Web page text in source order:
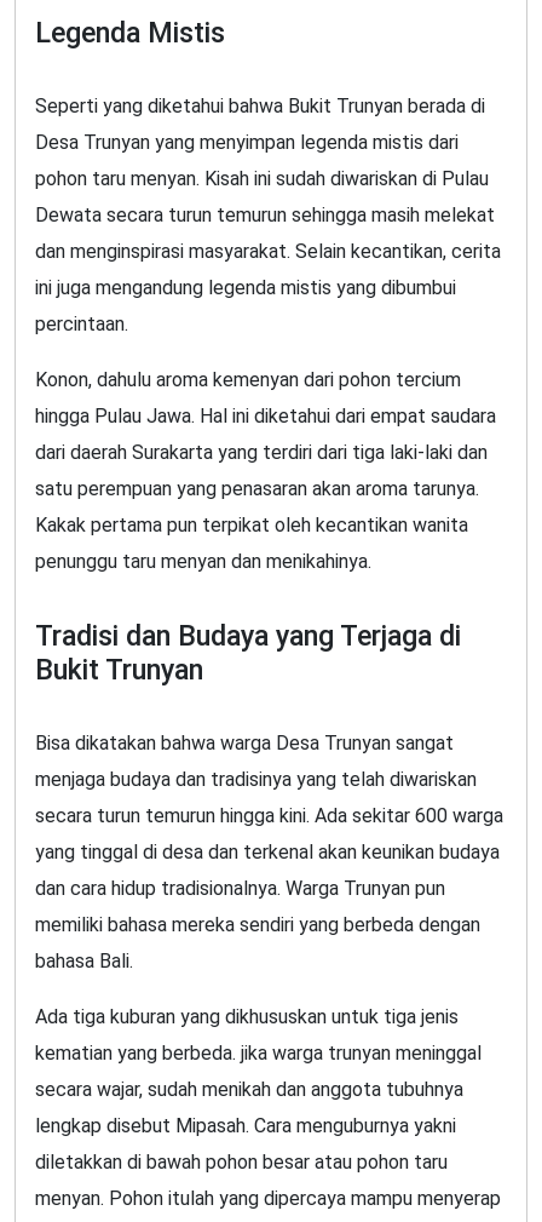
Legenda Mistis
Seperti yang diketahui bahwa Bukit Trunyan berada di
Desa Trunyan yang menyimpan legenda mistis dari
pohon taru menyan. Kisah ini sudah diwariskan di Pulau
Dewata secara turun temurun sehingga masih melekat
dan menginspirasi masyarakat. Selain kecantikan, cerita
ini juga mengandung legenda mistis yang dibumbui
percintaan.
Konon, dahulu aroma kemenyan dari pohon tercium
hingga Pulau Jawa. Hal ini diketahui dari empat saudara
dari daerah Surakarta yang terdiri dari tiga laki-laki dan
satu perempuan yang penasaran akan aroma tarunya.
Kakak pertama pun terpikat oleh kecantikan wanita
penunggu taru menyan dan menikahinya.
Tradisi dan Budaya yang Terjaga di
Bukit Trunyan
Bisa dikatakan bahwa warga Desa Trunyan sangat
menjaga budaya dan tradisinya yang telah diwariskan
secara turun temurun hingga kini. Ada sekitar 600 warga
yang tinggal di desa dan terkenal akan keunikan budaya
dan cara hidup tradisionalnya. Warga Trunyan pun
memiliki bahasa mereka sendiri yang berbeda dengan
bahasa Bali.
Ada tiga kuburan yang dikhususkan untuk tiga jenis
kematian yang berbeda. jika warga trunyan meninggal
secara wajar, sudah menikah dan anggota tubuhnya
lengkap disebut Mipasah. Cara menguburnya yakni
diletakkan di bawah pohon besar atau pohon taru
menyan. Pohon itulah yang dipercaya mampu menyerap